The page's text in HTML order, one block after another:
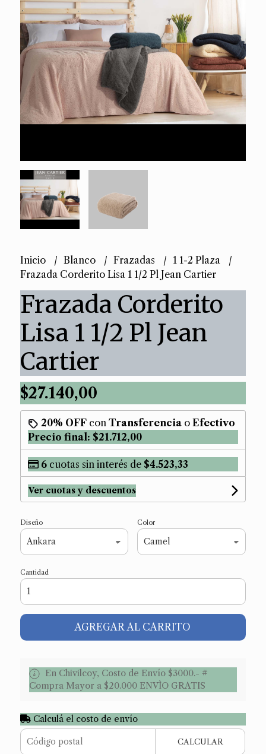
Inicio Blanco Frazadas
1 1-2 Plaza
Frazada Corderito Lisa 1 1/2 Pl Jean Cartier
Frazada Corderito
Lisa 1 1/2 Pl Jean
Cartier
$27.140,00
20% OFFcon Transferenciao Efectivo
Precio final: $21.712,00
6cuotas sin interés de $4.523,33
Ver cuotas y descuentos
Diseño Color
Cantidad
AGREGAR AL CARRITO
En Chivilcoy, Costo de Envío $3000.- #
Compra Mayor a $20.000 ENVÌO GRATIS
Calculá el costo de envío
CALCULAR